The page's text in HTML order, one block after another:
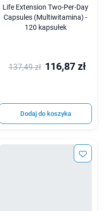
Life Extension Two-Per-Day
Capsules (Multiwitamina) -
120 kapsułek
137,49 zł 116,87 zł
Dodaj do koszyka